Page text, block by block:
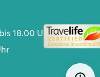
18.00 Uhr